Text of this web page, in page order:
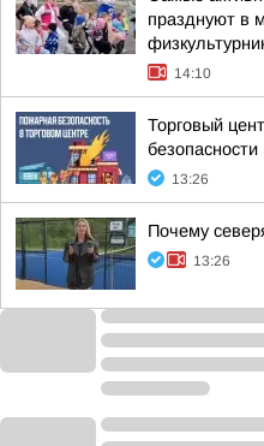
празднуют в
14:10
Торговый
безопасности
13:26
Почему
13:26